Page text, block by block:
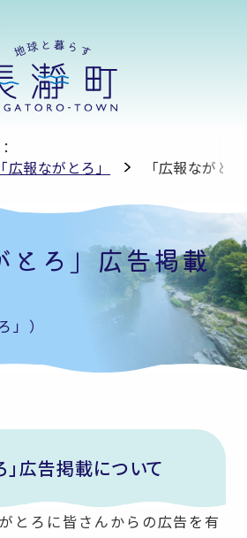
「広報ながとろ」 「広報ながと
とろ」広告掲載
」）
」広告掲載について
とろに皆さんからの広告を有